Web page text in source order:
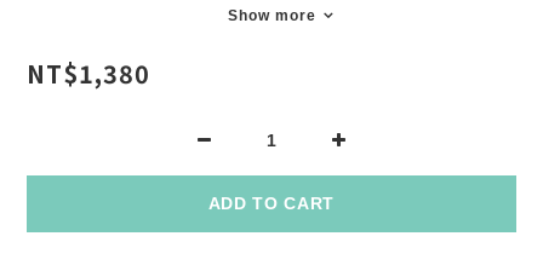
Show more
NT$1,380
ADD TO CART